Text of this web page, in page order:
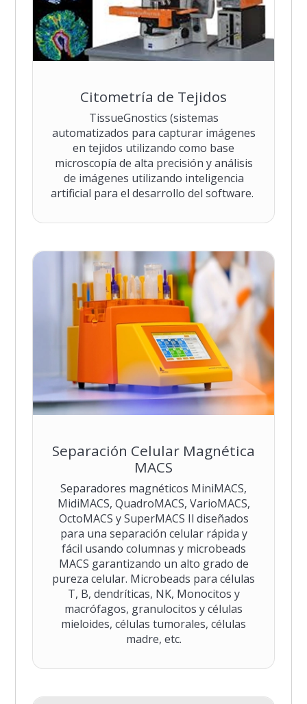
Citometría de Tejidos
TissueGnostics (sistemas
automatizados para capturar imágenes
en tejidos utilizando como base
microscopía de alta precisión y análisis
de imágenes utilizando inteligencia
artificial para el desarrollo del software.
Separación Celular Magnética
MACS
Separadores magnéticos MiniMACS,
MidiMACS, QuadroMACS, VarioMACS,
OctoMACS y SuperMACS Il diseñados
para una separación celular rápida y
fácil usando columnas y microbeads
MACS garantizando un alto grado de
pureza celular. Microbeads para células
T, B, dendríticas, NK, Monocitos y
macrófagos, granulocitos y células
mieloides, células tumorales, células
madre, etc.